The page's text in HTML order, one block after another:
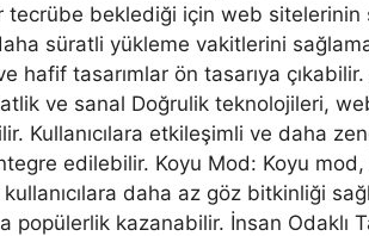
tecrübe beklediği için web
süratli yükleme vakitlerini
tasarımlar ön tasarıya çıkabilir.
ve sanal Doğrulik teknolojileri,
Kullanıcılara etkileşimli ve daha
edilebilir. Koyu Mod: Koyu
daha az göz bitkinliği
popülerlik kazanabilir. İnsan Odaklı